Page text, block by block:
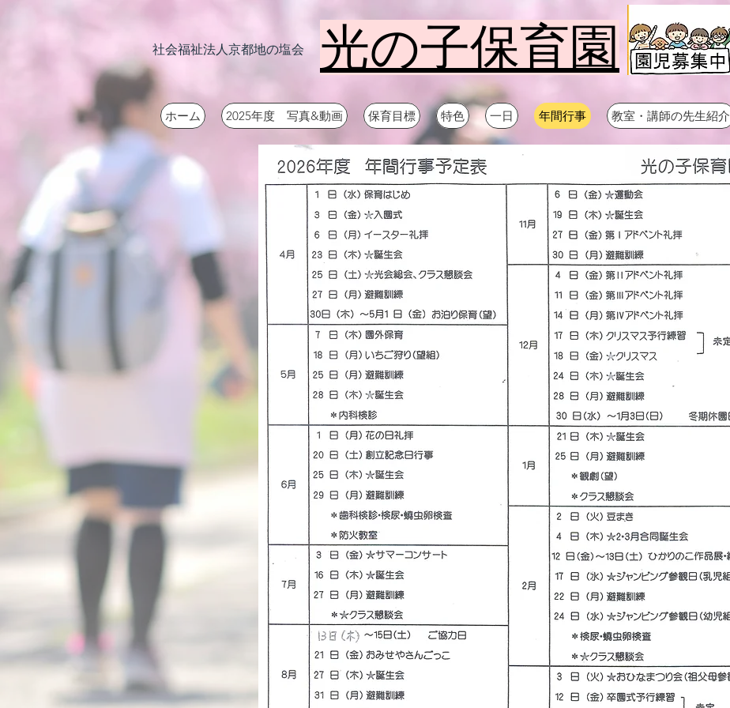
社会福祉法人京都地の塩会 光の子保育園
ホーム 2025年度 写真&動画 保育目標 特色 一日 年間行事 教室・講師の先生紹介